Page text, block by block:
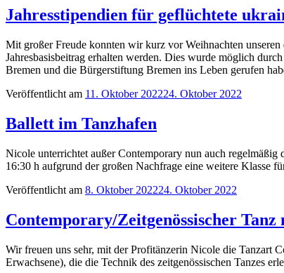
Jahresstipendien für geflüchtete
Mit großer Freude konnten wir kurz vor Weihnachten
Jahresbasisbeitrag erhalten werden. Dies wurde möglich
Bremen und die Bürgerstiftung Bremen ins Leben gerufen
Veröffentlicht am 11. Oktober 202224. Oktober 2022
Ballett im Tanzhafen
Nicole unterrichtet außer Contemporary nun auch
16:30 h aufgrund der großen Nachfrage eine weitere Klasse
Veröffentlicht am 8. Oktober 202224. Oktober 2022
Contemporary/Zeitgenössischer
Wir freuen uns sehr, mit der Profitänzerin Nicole die Tanzart
Erwachsene), die die Technik des zeitgenössischen Tanzes